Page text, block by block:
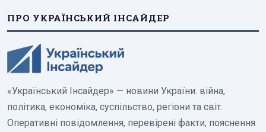
ПРО УКРАЇНСЬКИЙ ІНСАЙДЕР
«Український Інсайдер» — новини України: війна,
політика, економіка, суспільство, регіони та світ.
Оперативні повідомлення, перевірені факти, пояснення